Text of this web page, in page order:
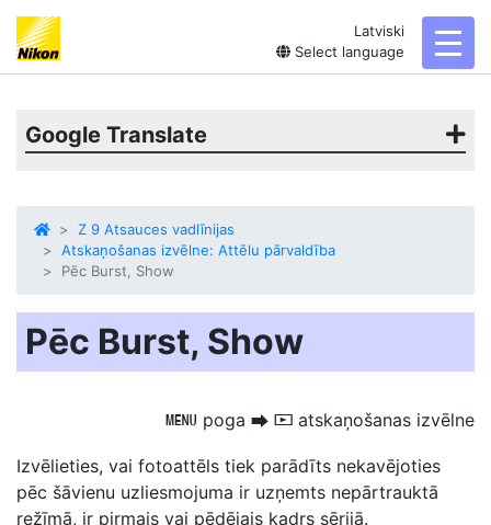
Latviski
Select language
Google Translate
Z 9 Atsauces vadlīnijas
Atskaņošanas izvēlne: Attēlu pārvaldība
Pēc Burst, Show
Pēc Burst, Show
G poga U D atskaņošanas izvēlne
Izvēlieties, vai fotoattēls tiek parādīts nekavējoties
pēc šāvienu uzliesmojuma ir uzņemts nepārtrauktā
režīmā, ir pirmais vai pēdējais kadrs sērijā.